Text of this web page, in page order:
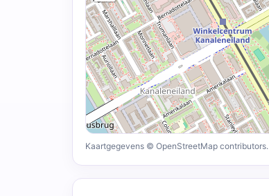
Kaartgegevens © OpenStreetMap contributors.